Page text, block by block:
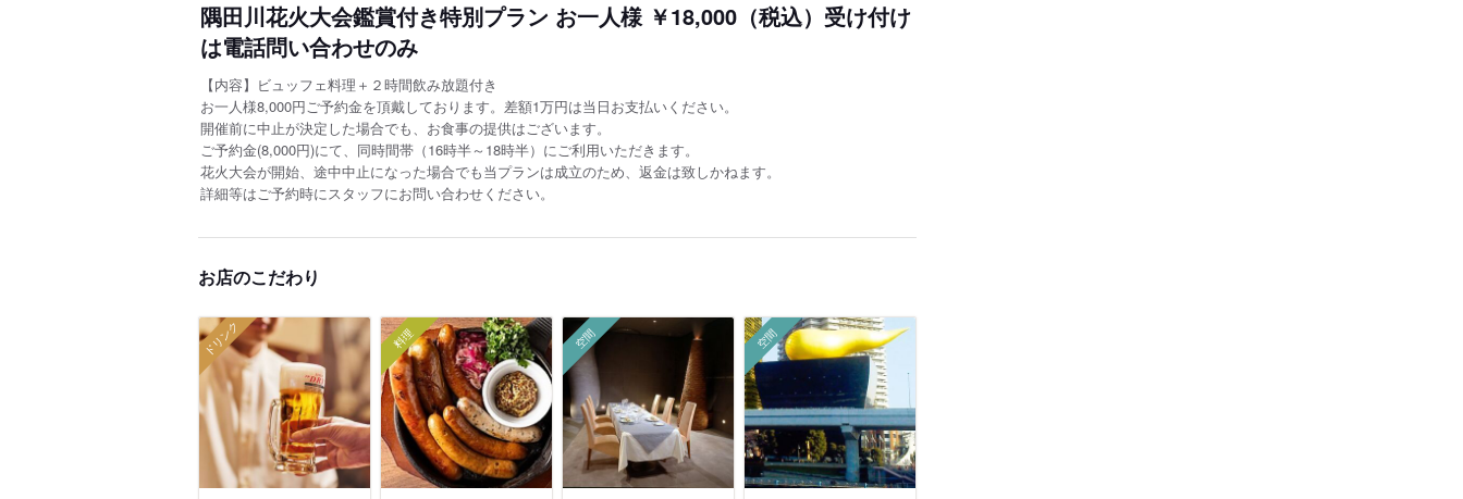
隅田川花火大会鑑賞付き特別プラン お一人様 ￥18,000（税込）受け付け
は電話問い合わせのみ
【内容】ビュッフェ料理＋２時間飲み放題付き
お一人様8,000円ご予約金を頂戴しております。差額1万円は当日お支払いください。
開催前に中止が決定した場合でも、お食事の提供はございます。
ご予約金(8,000円)にて、同時間帯（16時半～18時半）にご利用いただきます。
花火大会が開始、途中中止になった場合でも当プランは成立のため、返金は致しかねます。
詳細等はご予約時にスタッフにお問い合わせください。
お店のこだわり
ドリンク 料理 空間 空間